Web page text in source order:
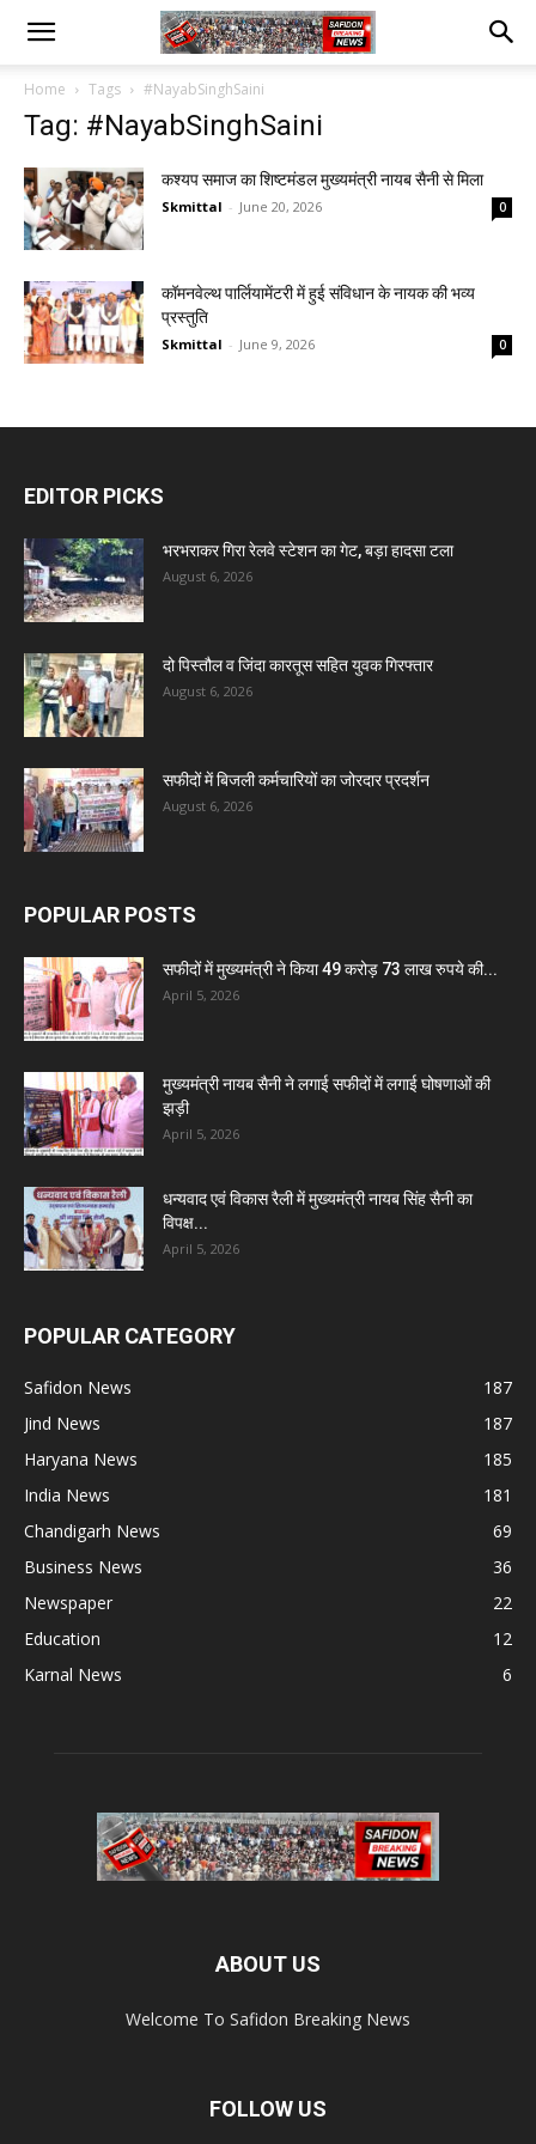
Home Tags #NayabSinghSaini
Tag: #NayabSinghSaini
कश्यप समाज का शिष्टमंडल मुख्यमंत्री नायब सैनी से मिला
Skmittal - June 20, 2026 0
कॉमनवेल्थ पार्लियामेंटरी में हुई संविधान के नायक की भव्य
प्रस्तुति
Skmittal - June 9, 2026 0
EDITOR PICKS
भरभराकर गिरा रेलवे स्टेशन का गेट, बड़ा हादसा टला
August 6, 2026
दो पिस्तौल व जिंदा कारतूस सहित युवक गिरफ्तार
August 6, 2026
सफीदों में बिजली कर्मचारियों का जोरदार प्रदर्शन
August 6, 2026
POPULAR POSTS
सफीदों में मुख्यमंत्री ने किया 49 करोड़ 73 लाख रुपये की...
April 5, 2026
मुख्यमंत्री नायब सैनी ने लगाई सफीदों में लगाई घोषणाओं की
झड़ी
April 5, 2026
धन्यवाद एवं विकास रैली में मुख्यमंत्री नायब सिंह सैनी का
विपक्ष...
April 5, 2026
POPULAR CATEGORY
Safidon News
187
Jind News
187
Haryana News
185
India News
181
Chandigarh News
69
Business News
36
Newspaper
22
Education
12
Karnal News
6
ABOUT US
Welcome To Safidon Breaking News
FOLLOW US